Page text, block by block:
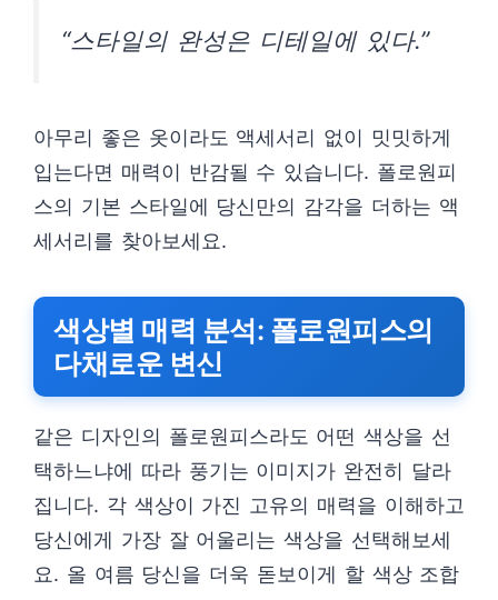
“스타일의 완성은 디테일에 있다.”
아무리 좋은 옷이라도 액세서리 없이 밋밋하게
입는다면 매력이 반감될 수 있습니다. 폴로원피
스의 기본 스타일에 당신만의 감각을 더하는 액
세서리를 찾아보세요.
색상별 매력 분석: 폴로원피스의
다채로운 변신
같은 디자인의 폴로원피스라도 어떤 색상을 선
택하느냐에 따라 풍기는 이미지가 완전히 달라
집니다. 각 색상이 가진 고유의 매력을 이해하고
당신에게 가장 잘 어울리는 색상을 선택해보세
요. 올 여름 당신을 더욱 돋보이게 할 색상 조합